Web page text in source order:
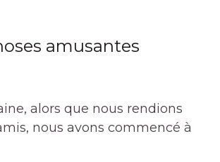
amusantes
alors que nous rendions
nous avons commencé à